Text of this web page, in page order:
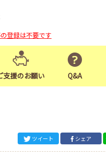
登録は不要です
支援のお願い Q&A
ツイート シェア